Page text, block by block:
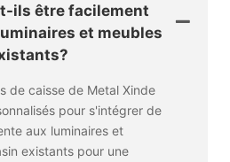
ils être facilement
et meubles
de caisse de Metal Xinde
pour s'intégrer de
aux luminaires et
existants pour une